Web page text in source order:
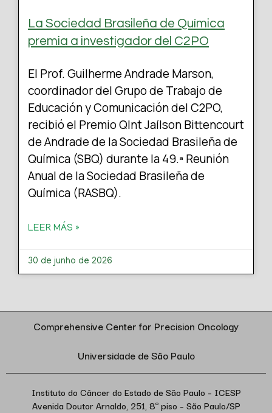
La Sociedad Brasileña de Química
premia a investigador del C2PO
El Prof. Guilherme Andrade Marson,
coordinador del Grupo de Trabajo de
Educación y Comunicación del C2PO,
recibió el Premio QInt Jaílson Bittencourt
de Andrade de la Sociedad Brasileña de
Química (SBQ) durante la 49.ª Reunión
Anual de la Sociedad Brasileña de
Química (RASBQ).
LEER MÁS »
30 de junho de 2026
Comprehensive Center for Precision Oncology
Universidade de São Paulo
Instituto do Câncer do Estado de São Paulo – ICESP
Avenida Doutor Arnaldo, 251, 8º piso – São Paulo/SP